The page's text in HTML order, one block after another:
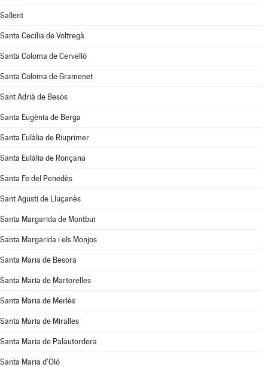
Sallent
Santa Cecília de Voltregà
Santa Coloma de Cervelló
Santa Coloma de Gramenet
Sant Adrià de Besòs
Santa Eugènia de Berga
Santa Eulàlia de Riuprimer
Santa Eulàlia de Ronçana
Santa Fe del Penedès
Sant Agustí de Lluçanès
Santa Margarida de Montbui
Santa Margarida i els Monjos
Santa Maria de Besora
Santa Maria de Martorelles
Santa Maria de Merlès
Santa Maria de Miralles
Santa Maria de Palautordera
Santa Maria d'Oló